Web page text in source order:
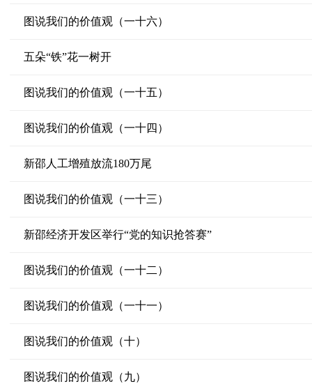
图说我们的价值观（一十六）
五朵“铁”花一树开
图说我们的价值观（一十五）
图说我们的价值观（一十四）
新邵人工增殖放流180万尾
图说我们的价值观（一十三）
新邵经济开发区举行“党的知识抢答赛”
图说我们的价值观（一十二）
图说我们的价值观（一十一）
图说我们的价值观（十）
图说我们的价值观（九）